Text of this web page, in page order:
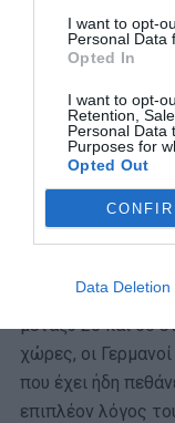
I want to opt-
Personal Data
Opted In
I want to opt-
Retention,
Personal Data
Purposes for
Opted Out
Data Deletion
καραντίνα και
των κρουσμάτων.
συμπτώματα
κρούσματα έχουν
ηλικιωμένοι ή δεν
νοσήματα,
υγειές τμήμα του
έχουν βρεθεί
μεταξύ 20 και 50
χώρες, οι
που έχει ήδη
επιπλέον λόγος